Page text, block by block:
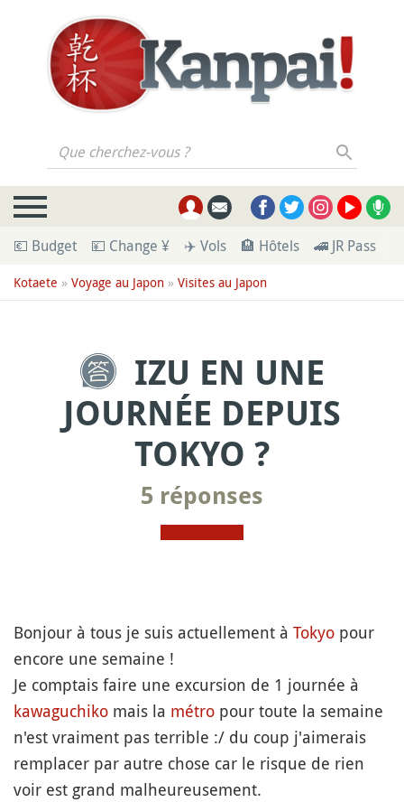
Que cherchez-vous ?
💶 Budget 💴 Change ¥ ✈️ Vols 🏨 Hôtels 🚄 JR Pass
Kotaete » Voyage au Japon » Visites au Japon
IZU EN UNE
JOURNÉE DEPUIS
TOKYO ?
5 réponses
Bonjour à tous je suis actuellement à Tokyo pour
encore une semaine !
Je comptais faire une excursion de 1 journée à
kawaguchiko mais la métro pour toute la semaine
n'est vraiment pas terrible :/ du coup j'aimerais
remplacer par autre chose car le risque de rien
voir est grand malheureusement.